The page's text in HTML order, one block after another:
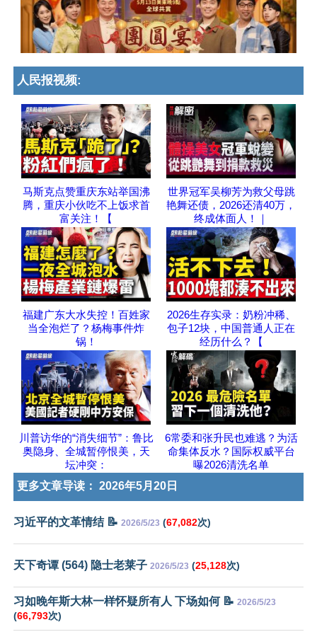
人民报视频:
马斯克点赞重庆东站举国沸
腾，重庆小伙吃不上饭求首
富关注！【
世界冠军吴柳芳为救父母跳
艳舞还债，2026还清40万，
终成体面人！｜
福建广东大水失控！百姓家
当全泡烂了？杨梅事件炸
锅！
2026生存实录：奶粉冲稀、
包子12块，中国普通人正在
经历什么？【
川普访华的“消失细节”：鲁比
奥隐身、全城暂停恨美，天
坛冲突：
6常委和张升民也难逃？为活
命集体反水？国际权威平台
曝2026清洗名单
更多文章导读： 2026年5月20日
习近平的文革情结 📝 2026/5/23 (67,082次)
天下奇谭 (564) 隐士老莱子 2026/5/23 (25,128次)
习如晚年斯大林一样怀疑所有人 下场如何 📝 2026/5/23
(66,793次)